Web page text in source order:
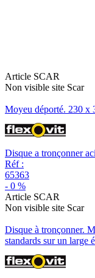
Article SCAR
Non visible site Scar
Moyeu déporté. 230 x
Disque a tronçonner
Réf :
65363
- 0 %
Article SCAR
Non visible site Scar
Disque à tronçonner.
standards sur un large